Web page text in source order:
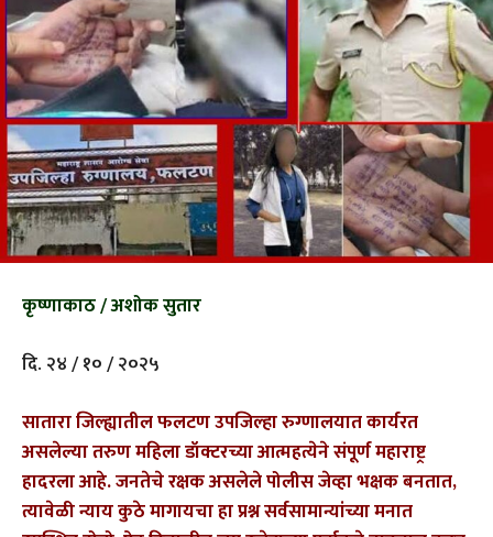
कृष्णाकाठ / अशोक सुतार
दि. २४ / १० / २०२५
सातारा जिल्ह्यातील फलटण उपजिल्हा रुग्णालयात कार्यरत
असलेल्या तरुण महिला डॉक्टरच्या आत्महत्येने संपूर्ण महाराष्ट्र
हादरला आहे. जनतेचे रक्षक असलेले पोलीस जेव्हा भक्षक बनतात,
त्यावेळी न्याय कुठे मागायचा हा प्रश्न सर्वसामान्यांच्या मनात